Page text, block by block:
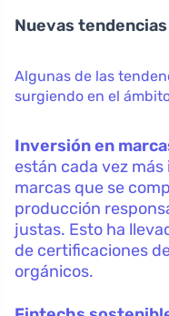
Nuevas
Algunas de las
surgiendo en el
Inversión en
están cada vez
marcas que se
producción
justas. Esto ha
de certificaciones
orgánicos.